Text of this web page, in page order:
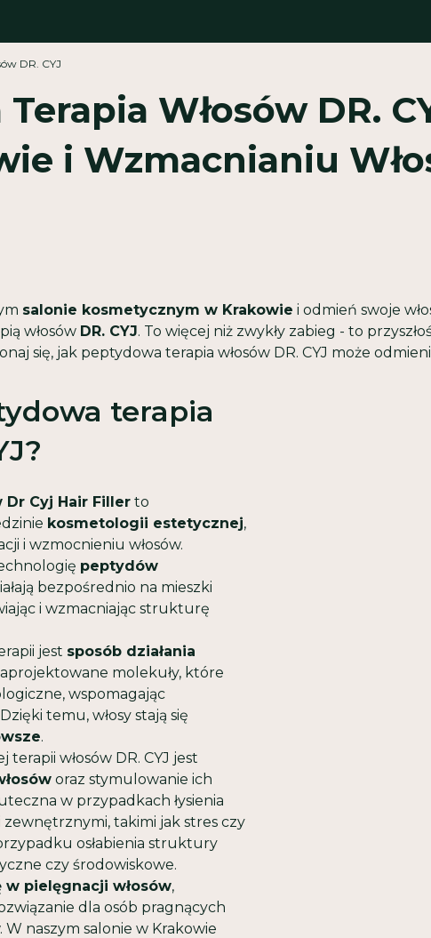
DR. CYJ
Włosów DR.
i Wzmacnianiu
salonie kosmetycznym w Krakowie i odmień swoje
włosów DR. CYJ. To więcej niż zwykły zabieg - to
się, jak peptydowa terapia włosów DR. CYJ może
terapia
Dr Cyj Hair Filler to
kosmetologii estetycznej,
i wzmocnieniu włosów.
peptydów
bezpośrednio na mieszki
i wzmacniając strukturę
jest sposób działania
molekuły, które
wspomagając
temu, włosy stają się
.
terapii włosów DR. CYJ jest
oraz stymulowanie ich
w przypadkach łysienia
takimi jak stres czy
osłabienia struktury
czy środowiskowe.
w pielęgnacji włosów,
dla osób pragnących
W naszym salonie w Krakowie